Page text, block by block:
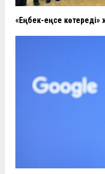
«Еңбек-еңсе